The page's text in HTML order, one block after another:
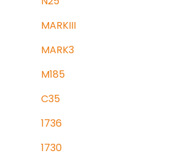
MARKIII
MARK3
M185
C35
1736
1730